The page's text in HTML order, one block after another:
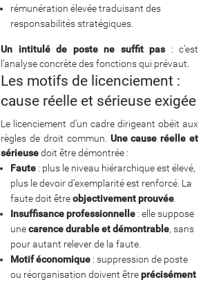
rémunération élevée traduisant des
responsabilités stratégiques.
Un intitulé de poste ne suffit pas: c’est
l’analyse concrète des fonctions qui prévaut.
Les motifs de licenciement :
cause réelle et sérieuse exigée
Le licenciement d’un cadre dirigeant obéit aux
règles de droit commun. Une cause réelle et
sérieusedoit être démontrée :
Faute : plus le niveau hiérarchique est élevé,
plus le devoir d’exemplarité est renforcé. La
faute doit êtreobjectivement prouvée.
Insuffisance professionnelle : elle suppose
unecarence durable et démontrable, sans
pour autant relever de la faute.
Motif économique : suppression de poste
ou réorganisation doivent êtreprécisément